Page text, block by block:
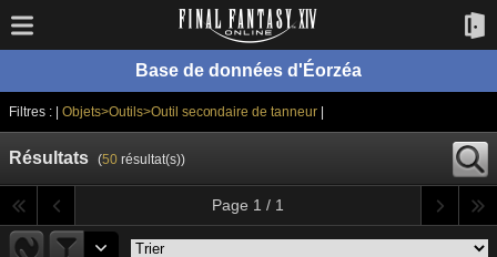
Base de données d'Éorzéa
Filtres : | Objets>Outils>Outil secondaire de tanneur
Résultats (50résultat(s))
Page 1 / 1